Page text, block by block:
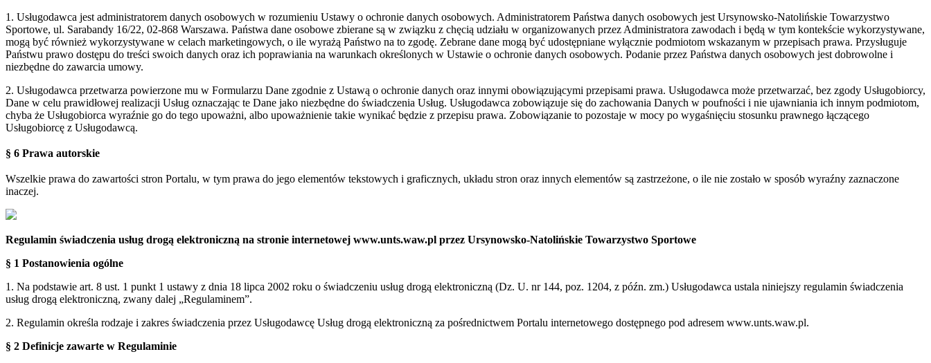
1. Usługodawca jest administratorem danych osobowych w rozumieniu Ustawy o ochronie danych osobowych. Administratorem Państwa danych osobowych jest Ursynowsko-Natolińskie Towarzystwo
Sportowe, ul. Sarabandy 16/22, 02-868 Warszawa. Państwa dane osobowe zbierane są w związku z chęcią udziału w organizowanych przez Administratora zawodach i będą w tym kontekście wykorzystywane,
mogą być również wykorzystywane w celach marketingowych, o ile wyrażą Państwo na to zgodę. Zebrane dane mogą być udostępniane wyłącznie podmiotom wskazanym w przepisach prawa. Przysługuje
Państwu prawo dostępu do treści swoich danych oraz ich poprawiania na warunkach określonych w Ustawie o ochronie danych osobowych. Podanie przez Państwa danych osobowych jest dobrowolne i
niezbędne do zawarcia umowy.
2. Usługodawca przetwarza powierzone mu w Formularzu Dane zgodnie z Ustawą o ochronie danych oraz innymi obowiązującymi przepisami prawa. Usługodawca może przetwarzać, bez zgody Usługobiorcy,
Dane w celu prawidłowej realizacji Usług oznaczając te Dane jako niezbędne do świadczenia Usług. Usługodawca zobowiązuje się do zachowania Danych w poufności i nie ujawniania ich innym podmiotom,
chyba że Usługobiorca wyraźnie go do tego upoważni, albo upoważnienie takie wynikać będzie z przepisu prawa. Zobowiązanie to pozostaje w mocy po wygaśnięciu stosunku prawnego łączącego
Usługobiorcę z Usługodawcą.
§ 6 Prawa autorskie
Wszelkie prawa do zawartości stron Portalu, w tym prawa do jego elementów tekstowych i graficznych, układu stron oraz innych elementów są zastrzeżone, o ile nie zostało w sposób wyraźny zaznaczone
inaczej.
Regulamin świadczenia usług drogą elektroniczną na stronie internetowej www.unts.waw.pl przez Ursynowsko-Natolińskie Towarzystwo Sportowe
§ 1 Postanowienia ogólne
1. Na podstawie art. 8 ust. 1 punkt 1 ustawy z dnia 18 lipca 2002 roku o świadczeniu usług drogą elektroniczną (Dz. U. nr 144, poz. 1204, z późn. zm.) Usługodawca ustala niniejszy regulamin świadczenia
usług drogą elektroniczną, zwany dalej „Regulaminem”.
2. Regulamin określa rodzaje i zakres świadczenia przez Usługodawcę Usług drogą elektroniczną za pośrednictwem Portalu internetowego dostępnego pod adresem www.unts.waw.pl.
§ 2 Definicje zawarte w Regulaminie